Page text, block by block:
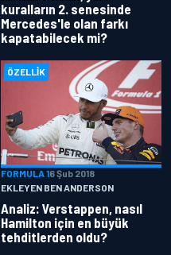
kuralların 2. senesinde
Mercedes'le olan farkı
kapatabilecek mi?
ÖZELLIK
FORMULA 16 Şub 2018
EKLEYEN BEN ANDERSON
Analiz: Verstappen, nasıl
Hamilton için en büyük
tehditlerden oldu?